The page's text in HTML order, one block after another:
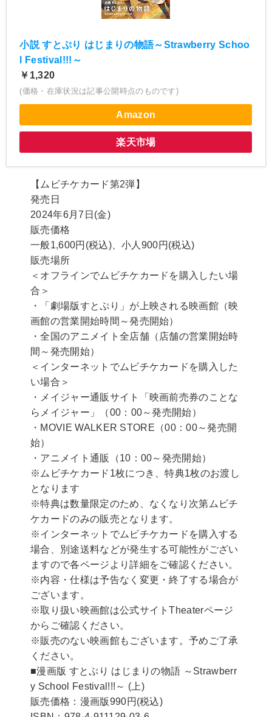
小説 すとぷり はじまりの物語～Strawberry Schoo
l Festival!!!～
￥1,320
(価格・在庫状況は記事公開時点のものです)
Amazon
楽天市場
【ムビチケカード第2弾】
発売日
2024年6月7日(金)
販売価格
一般1,600円(税込)、小人900円(税込)
販売場所
＜オフラインでムビチケカードを購入したい場
合＞
・「劇場版すとぷり」が上映される映画館（映
画館の営業開始時間～発売開始）
・全国のアニメイト全店舗（店舗の営業開始時
間～発売開始）
＜インターネットでムビチケカードを購入した
い場合＞
・メイジャー通販サイト「映画前売券のことな
らメイジャー」（00：00～発売開始）
・MOVIE WALKER STORE（00：00～発売開
始）
・アニメイト通販（10：00～発売開始）
※ムビチケカード1枚につき、特典1枚のお渡し
となります
※特典は数量限定のため、なくなり次第ムビチ
ケカードのみの販売となります。
※インターネットでムビチケカードを購入する
場合、別途送料などが発生する可能性がござい
ますので各ページより詳細をご確認ください。
※内容・仕様は予告なく変更・終了する場合が
ございます。
※取り扱い映画館は公式サイトTheaterページ
からご確認ください。
※販売のない映画館もございます。予めご了承
ください。
■漫画版 すとぷり はじまりの物語 ～Strawberr
y School Festival!!!～ (上)
販売価格：漫画版990円(税込)